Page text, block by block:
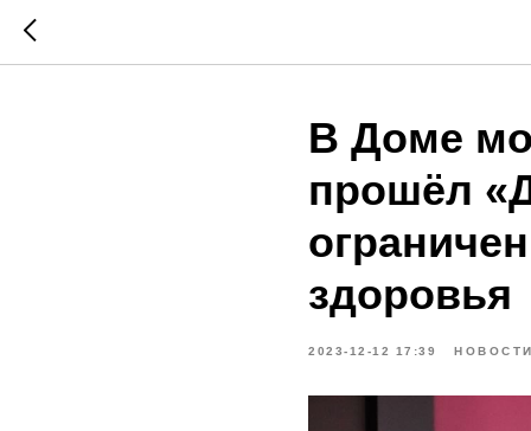
В Доме
прошёл
здоровья
2023-12-12 17:39